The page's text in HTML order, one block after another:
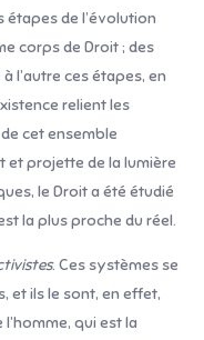
étapes de l’évolution
corps de Droit ; des
l’autre ces étapes, en
relient les
cet ensemble
et projette de la lumière
le Droit a été étudié
la plus proche du réel.
. Ces systèmes se
et ils le sont, en effet,
qui est la